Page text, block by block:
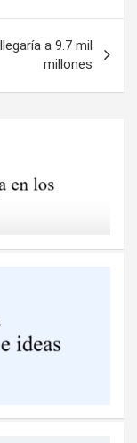
a 9.7 mil
millones